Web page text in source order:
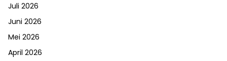
Juli 2026
Juni 2026
Mei 2026
April 2026